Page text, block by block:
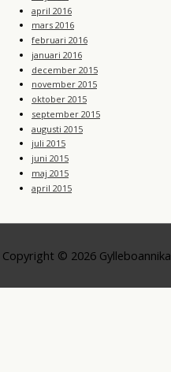
april 2016
mars 2016
februari 2016
januari 2016
december 2015
november 2015
oktober 2015
september 2015
augusti 2015
juli 2015
juni 2015
maj 2015
april 2015
Copyright © 2026 Gylleboannika